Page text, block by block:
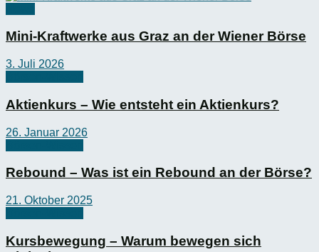
Mini-Kraftwerke aus Graz an der Wiener Börse
3. Juli 2026
Aktienkurs – Wie entsteht ein Aktienkurs?
26. Januar 2026
Rebound – Was ist ein Rebound an der Börse?
21. Oktober 2025
Kursbewegung – Warum bewegen sich